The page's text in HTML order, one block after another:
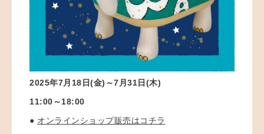
2025年7月18日(金)～7月31日(木)
11:00～18:00
● オンラインショップ販売はコチラ